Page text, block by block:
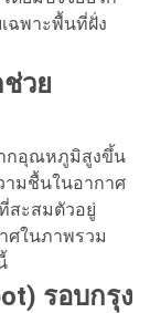
ฉพาะพื้นที่ฝั่ง
วย
ากอุณหภูมิสูงขึ้น
ามชื้นในอากาศ
สะสมตัวอยู่
ศในภาพรวม
รอบกรุง